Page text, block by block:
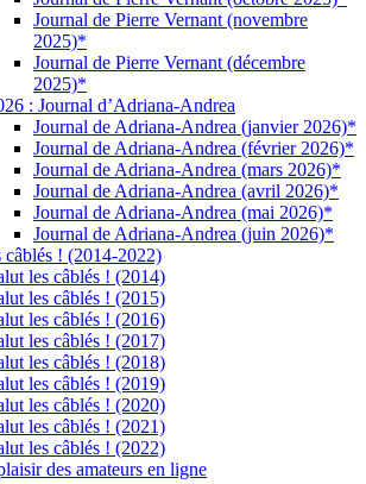
Journal de Pierre Vernant (novembre
2025)*
Journal de Pierre Vernant (décembre
2025)*
: Journal d’Adriana-Andrea
Journal de Adriana-Andrea (janvier 2026)*
Journal de Adriana-Andrea (février 2026)*
Journal de Adriana-Andrea (mars 2026)*
Journal de Adriana-Andrea (avril 2026)*
Journal de Adriana-Andrea (mai 2026)*
Journal de Adriana-Andrea (juin 2026)*
câblés ! (2014-2022)
les câblés ! (2014)
les câblés ! (2015)
les câblés ! (2016)
les câblés ! (2017)
les câblés ! (2018)
les câblés ! (2019)
les câblés ! (2020)
les câblés ! (2021)
les câblés ! (2022)
des amateurs en ligne